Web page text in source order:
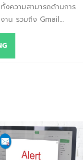
ความสามารถด้านการ
น รวมถึง Gmail...